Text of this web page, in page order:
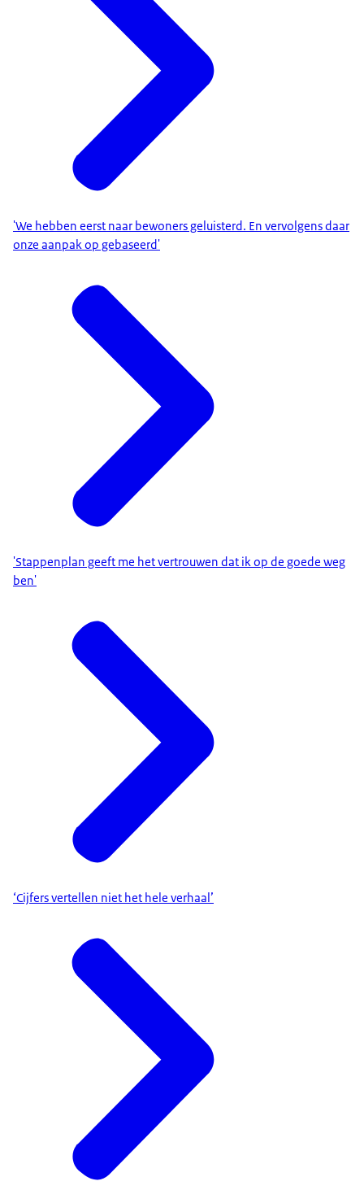
'We hebben eerst naar bewoners geluisterd. En vervolgens daar
onze aanpak op gebaseerd'
'Stappenplan geeft me het vertrouwen dat ik op de goede weg
ben'
‘Cijfers vertellen niet het hele verhaal’